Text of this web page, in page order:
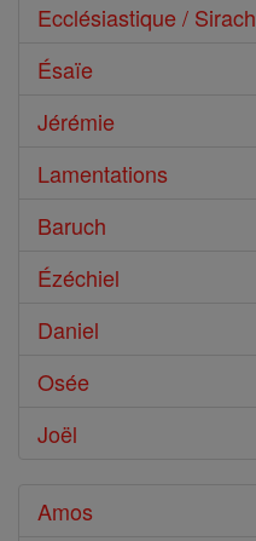
Ecclésiastique / Sirach
Ésaïe
Jérémie
Lamentations
Baruch
Ézéchiel
Daniel
Osée
Joël
Amos